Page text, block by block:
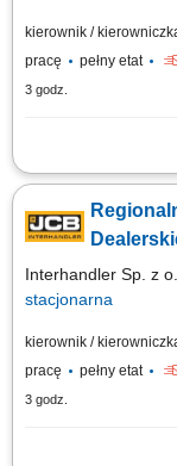
kierownik /
pracę
pełny etat
3 godz.
Twoje zadania:
rozwijanie
realizacja założonych
Interhandler Sp. z
stacjonarna
kierownik /
pracę
pełny etat
3 godz.